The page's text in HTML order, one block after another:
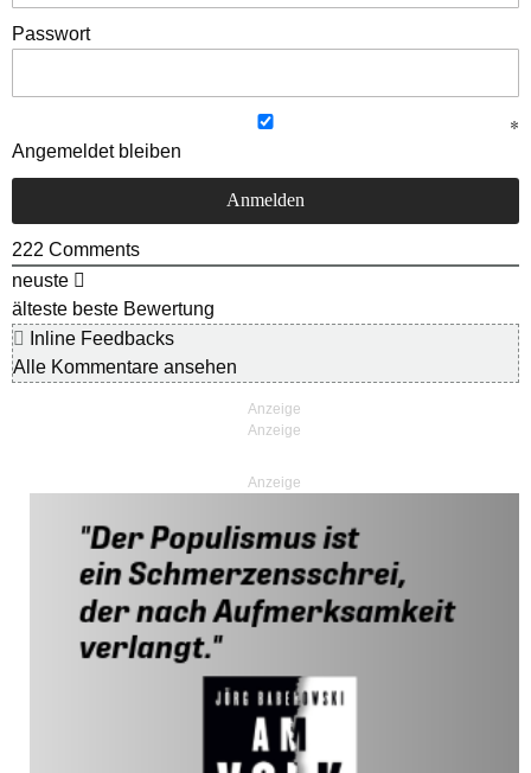
Passwort
Angemeldet bleiben
222 Comments
neuste
älteste beste Bewertung
Inline Feedbacks
Alle Kommentare ansehen
Anzeige